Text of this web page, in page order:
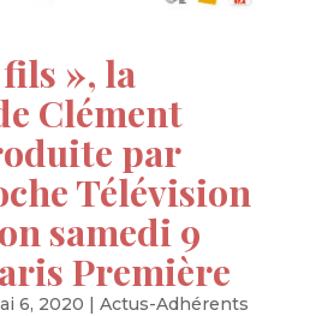
», la
Clément
par
Télévision
samedi 9
Première
6, 2020 | Actus-Adhérents